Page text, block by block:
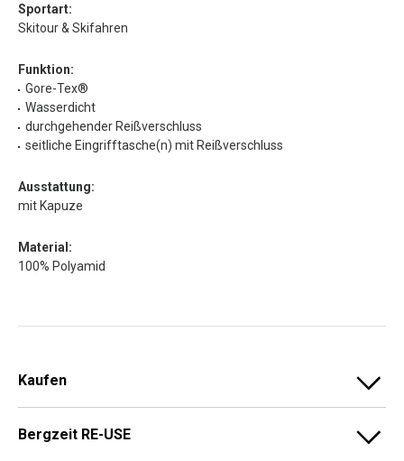
Sportart:
Skitour & Skifahren
Funktion:
Gore-Tex®
Wasserdicht
durchgehender Reißverschluss
seitliche Eingrifftasche(n) mit Reißverschluss
Ausstattung:
mit Kapuze
Material:
100% Polyamid
Kaufen
Bergzeit RE-USE